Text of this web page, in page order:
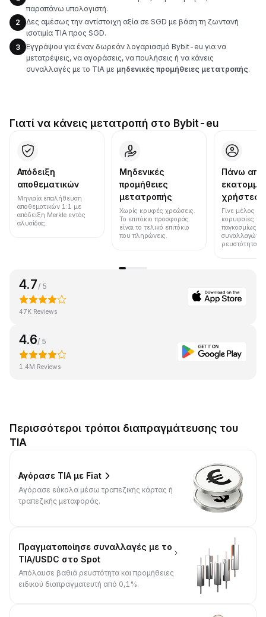
παραπάνω υπολογιστή.
2
Δες αμέσως την αντίστοιχη αξία σε SGD με βάση τη ζωντανή
ισοτιμία TIA προς SGD.
3
Εγγράψου για έναν δωρεάν λογαριασμό Bybit-eu για να
μετατρέψεις, να αγοράσεις, να πουλήσεις ή να κάνεις
συναλλαγές με το TIA με μηδενικές προμήθειες μετατροπής.
Γιατί να κάνεις μετατροπή στο Bybit-eu
Απόδειξη
αποθεματικών
Μηνιαία επαλήθευση
αποθεματικών 1:1 με
απόδειξη Merkle εντός
αλυσίδας.
Μηδενικές
προμήθειες
μετατροπής
Χωρίς κρυφές χρεώσεις.
Το επιτόκιο προσφοράς
είναι το τελικό επιτόκιο
που πληρώνεις.
Πάνω από
χρήστες
Γίνε μέλος
κορυφαίες
παγκοσμίως
συναλλαγών
ρευστότητα.
4.7 / 5
47K Reviews
4.6/ 5
1.4M Reviews
Περισσότεροι τρόποι διαπραγμάτευσης του
TIA
Αγόρασε TIA με Fiat
Αγόρασε εύκολα μέσω τραπεζικής κάρτας ή
τραπεζικής μεταφοράς.
Πραγματοποίησε συναλλαγές με το
TIA/USDC στο Spot
Απόλαυσε βαθιά ρευστότητα και προμήθειες
ειδικού διαπραγματευτή από 0,1%.